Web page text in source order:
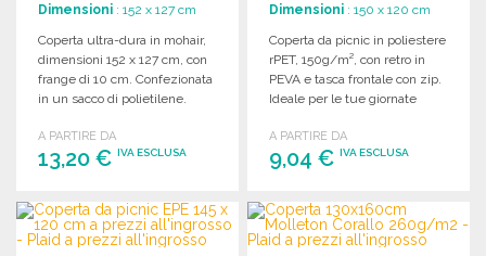
Dimensioni : 152 x 127 cm
Coperta ultra-dura in mohair,
dimensioni 152 x 127 cm, con
frange di 10 cm. Confezionata
in un sacco di polietilene.
A PARTIRE DA
13,20 € IVA ESCLUSA
ORDINARE
Richiedi un preventivo
Dimensioni : 150 x 120 cm
Coperta da picnic in poliestere
rPET, 150g/m², con retro in
PEVA e tasca frontale con zip.
Ideale per le tue giornate
A PARTIRE DA
9,04 €IVA ESCLUSA
ORDINARE
Richiedi un preventivo